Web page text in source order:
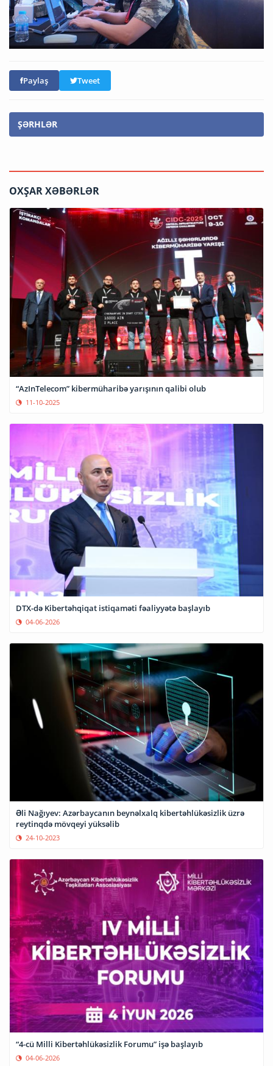
Paylaş Tweet
ŞƏRHLƏR
OXŞAR XƏBƏRLƏR
“AzInTelecom” kibermüharibə yarışının qalibi olub
11-10-2025
DTX-də Kibertəhqiqat istiqaməti fəaliyyətə başlayıb
04-06-2026
Əli Nağıyev: Azərbaycanın beynəlxalq kibertəhlükəsizlik üzrə
reytinqdə mövqeyi yüksəlib
24-10-2023
“4-cü Milli Kibertəhlükəsizlik Forumu” işə başlayıb
04-06-2026